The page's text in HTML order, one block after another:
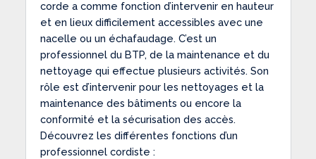
corde a comme fonction d’intervenir en hauteur
et en lieux difficilement accessibles avec une
nacelle ou un échafaudage. C’est un
professionnel du BTP, de la maintenance et du
nettoyage qui effectue plusieurs activités. Son
rôle est d’intervenir pour les nettoyages et la
maintenance des bâtiments ou encore la
conformité et la sécurisation des accès.
Découvrez les différentes fonctions d’un
professionnel cordiste :